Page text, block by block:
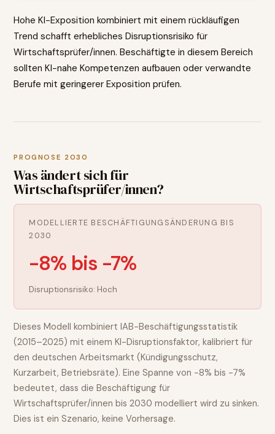
Hohe KI-Exposition kombiniert mit einem rückläufigen
Trend schafft erhebliches Disruptionsrisiko für
Wirtschaftsprüfer/innen. Beschäftigte in diesem Bereich
sollten KI-nahe Kompetenzen aufbauen oder verwandte
Berufe mit geringerer Exposition prüfen.
PROGNOSE 2030
Was ändert sich für
Wirtschaftsprüfer/innen?
MODELLIERTE BESCHÄFTIGUNGSÄNDERUNG BIS
2030
-8% bis -7%
Disruptionsrisiko: Hoch
Dieses Modell kombiniert IAB-Beschäftigungsstatistik
(2015–2025) mit einem KI-Disruptionsfaktor, kalibriert für
den deutschen Arbeitsmarkt (Kündigungsschutz,
Kurzarbeit, Betriebsräte). Eine Spanne von -8% bis -7%
bedeutet, dass die Beschäftigung für
Wirtschaftsprüfer/innen bis 2030 modelliert wird zu sinken.
Dies ist ein Szenario, keine Vorhersage.